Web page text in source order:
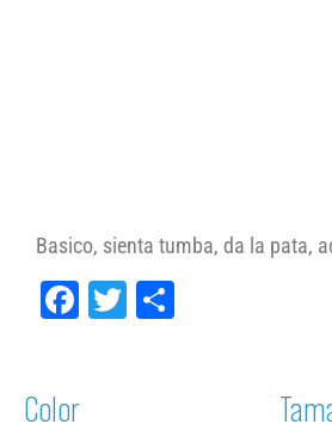
Basico, sienta tumba, da la pata,
Facebook
Twitter
Color